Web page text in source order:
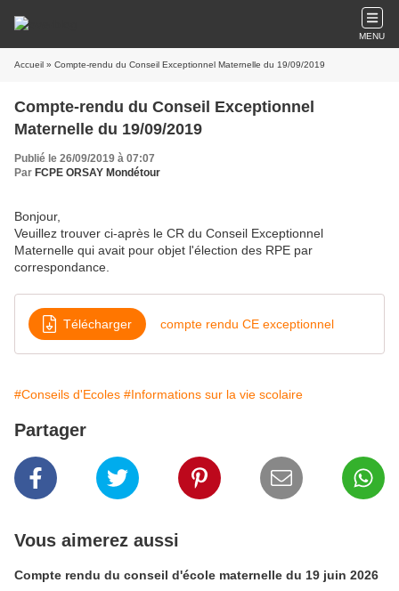
MENU
Accueil » Compte-rendu du Conseil Exceptionnel Maternelle du 19/09/2019
Compte-rendu du Conseil Exceptionnel
Maternelle du 19/09/2019
Publié le 26/09/2019 à 07:07
Par FCPE ORSAY Mondétour
Bonjour,
Veuillez trouver ci-après le CR du Conseil Exceptionnel
Maternelle qui avait pour objet l'élection des RPE par
correspondance.
Télécharger compte rendu CE exceptionnel
#Conseils d'Ecoles #Informations sur la vie scolaire
Partager
Vous aimerez aussi
Compte rendu du conseil d'école maternelle du 19 juin 2026